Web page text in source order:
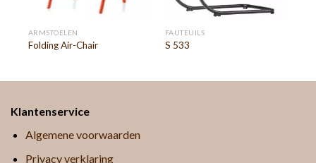
ARMSTOELEN
Folding Air-Chair
FAUTEUILS
S 533
Klantenservice
Algemene voorwaarden
Privacy verklaring